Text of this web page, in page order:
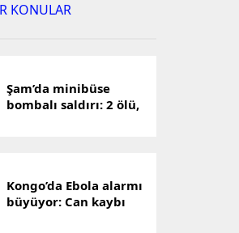
KONULAR
Şam’da minibüse
bombalı saldırı: 2 ölü,
Kongo’da Ebola alarmı
büyüyor: Can kaybı